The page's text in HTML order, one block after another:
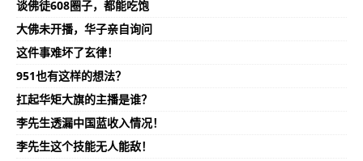
谈佛徒608圈子，都能吃饱
大佛未开播，华子亲自询问
这件事难坏了玄律！
951也有这样的想法？
扛起华矩大旗的主播是谁？
李先生透漏中国蓝收入情况！
李先生这个技能无人能敌！